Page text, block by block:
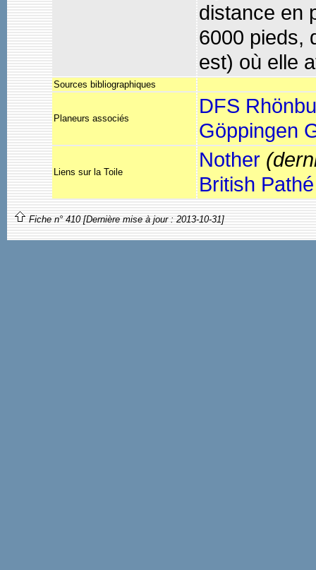
distance en
6000 pieds,
est) où elle
Sources bibliographiques
Planeurs associés
DFS
Göppingen
Liens sur la Toile
Nother
British Pathé
Fiche n° 410 [Dernière mise à jour : 2013-10-31]